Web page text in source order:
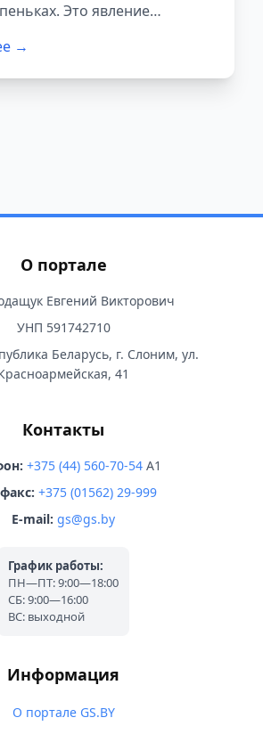
Это явление
физической
Но стоит ли беспокоиться?
→
О портале
Евгений Викторович
УНП 591742710
Беларусь, г. Слоним, ул.
41
Контакты
+375 (44) 560-70-54 A1
+375 (01562) 29-999
E-mail: gs@gs.by
График работы:
ПН—ПТ: 9:00—18:00
СБ: 9:00—16:00
ВС: выходной
Информация
О портале GS.BY